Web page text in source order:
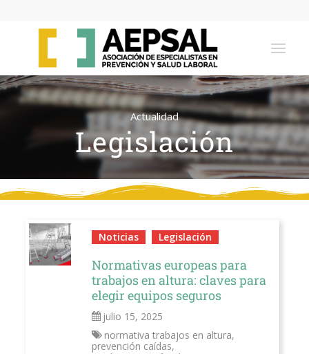
Actualidad
Legislación
Noticias Legislación
Normativas europeas para
trabajos en altura: claves para
elegir equipos seguros
julio 15, 2025
normativa trabajos en altura,
prevención caídas,